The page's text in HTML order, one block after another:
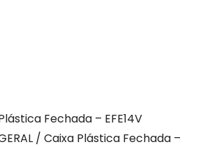
Fechada – EFE14V
/ Caixa Plástica Fechada –